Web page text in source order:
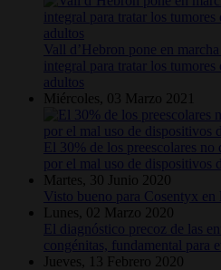
Vall d’Hebron pone en
integral para tratar los
adultos
Miércoles, 03 Marzo 2021
El 30% de los preescolares no
por el mal uso de dispositivos
Martes, 30 Junio 2020
Visto bueno para Cosentyx en
Lunes, 02 Marzo 2020
El diagnóstico precoz de las
congénitas, fundamental para
Jueves, 13 Febrero 2020